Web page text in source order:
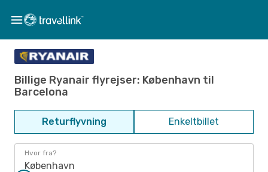
Billige Ryanair flyrejser: København til
Barcelona
Returflyvning Enkeltbillet
Hvor fra?
København